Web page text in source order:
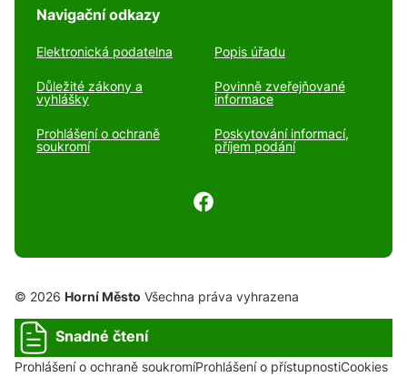
Navigační odkazy
Elektronická podatelna Popis úřadu
Důležité zákony a
vyhlášky
Povinně zveřejňované
informace
Prohlášení o ochraně
soukromí
Poskytování informací,
příjem podání
© 2026 Horní Město Všechna práva vyhrazena
Snadné čtení
Prohlášení o ochraně soukromíProhlášení o přístupnostiCookies